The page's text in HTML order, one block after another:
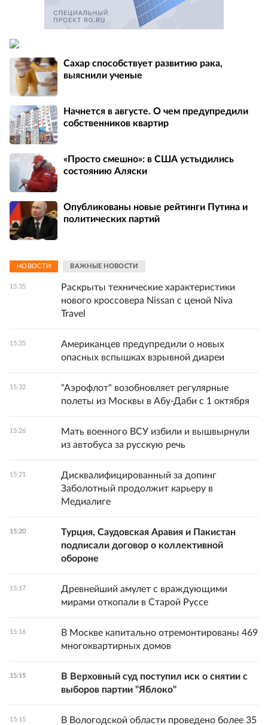
Сахар cпособствует развитию рака,
выяснили ученые
Начнется в августе. О чем предупредили
собственников квартир
«Просто смешно»: в США устыдились
состоянию Аляски
Опубликованы новые рейтинги Путина и
политических партий
НОВОСТИ ВАЖНЫЕ НОВОСТИ
15:35
Раскрыты технические характеристики
нового кроссовера Nissan с ценой Niva
Travel
15:35
Американцев предупредили о новых
опасных вспышках взрывной диареи
15:32
"Аэрофлот" возобновляет регулярные
полеты из Москвы в Абу-Даби с 1 октября
15:26
Мать военного ВСУ избили и вышвырнули
из автобуса за русскую речь
15:21
Дисквалифицированный за допинг
Заболотный продолжит карьеру в
Медиалиге
15:20
Турция, Саудовская Аравия и Пакистан
подписали договор о коллективной
обороне
15:17
Древнейший амулет с враждующими
мирами откопали в Старой Руссе
15:16
В Москве капитально отремонтированы 469
многоквартирных домов
15:15
В Верховный суд поступил иск о снятии с
выборов партии "Яблоко"
15:15 В Вологодской области проведено более 35